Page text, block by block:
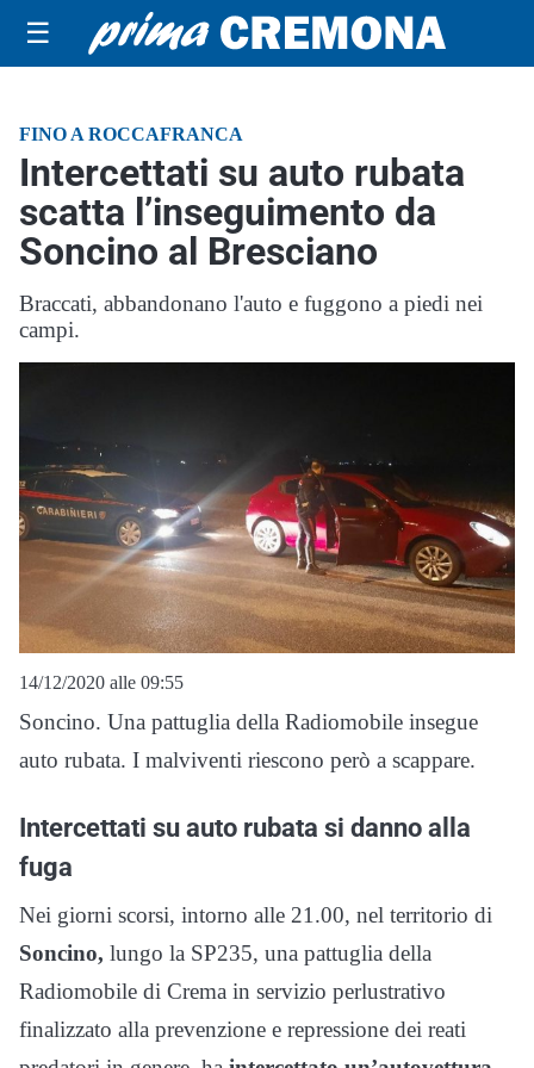
☰
FINO A ROCCAFRANCA
Intercettati su auto rubata
scatta l’inseguimento da
Soncino al Bresciano
Braccati, abbandonano l'auto e fuggono a piedi nei
campi.
14/12/2020 alle 09:55
Soncino. Una pattuglia della Radiomobile insegue
auto rubata. I malviventi riescono però a scappare.
Intercettati su auto rubata si danno alla
fuga
Nei giorni scorsi, intorno alle 21.00, nel territorio di
Soncino, lungo la SP235, una pattuglia della
Radiomobile di Crema in servizio perlustrativo
finalizzato alla prevenzione e repressione dei reati